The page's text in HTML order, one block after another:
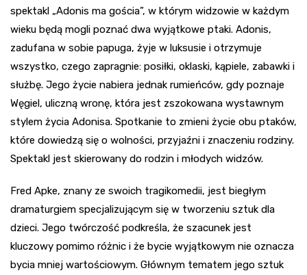
spektakl „Adonis ma gościa”, w którym widzowie w każdym
wieku będą mogli poznać dwa wyjątkowe ptaki. Adonis,
zadufana w sobie papuga, żyje w luksusie i otrzymuje
wszystko, czego zapragnie: posiłki, oklaski, kąpiele, zabawki i
służbę. Jego życie nabiera jednak rumieńców, gdy poznaje
Węgiel, uliczną wronę, która jest zszokowana wystawnym
stylem życia Adonisa. Spotkanie to zmieni życie obu ptaków,
które dowiedzą się o wolności, przyjaźni i znaczeniu rodziny.
Spektakl jest skierowany do rodzin i młodych widzów.
Fred Apke, znany ze swoich tragikomedii, jest biegłym
dramaturgiem specjalizującym się w tworzeniu sztuk dla
dzieci. Jego twórczość podkreśla, że szacunek jest
kluczowy pomimo różnic i że bycie wyjątkowym nie oznacza
bycia mniej wartościowym. Głównym tematem jego sztuk